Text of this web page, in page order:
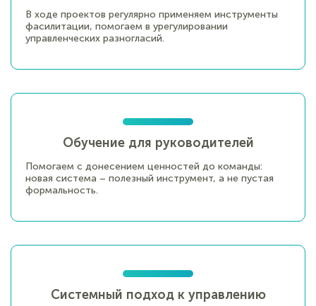
В ходе проектов регулярно применяем инструменты
фасилитации, помогаем в урегулировании
управленческих разногласий.
Обучение для руководителей
Помогаем с донесением ценностей до команды:
новая система – полезный инструмент, а не пустая
формальность.
Системный подход к управлению